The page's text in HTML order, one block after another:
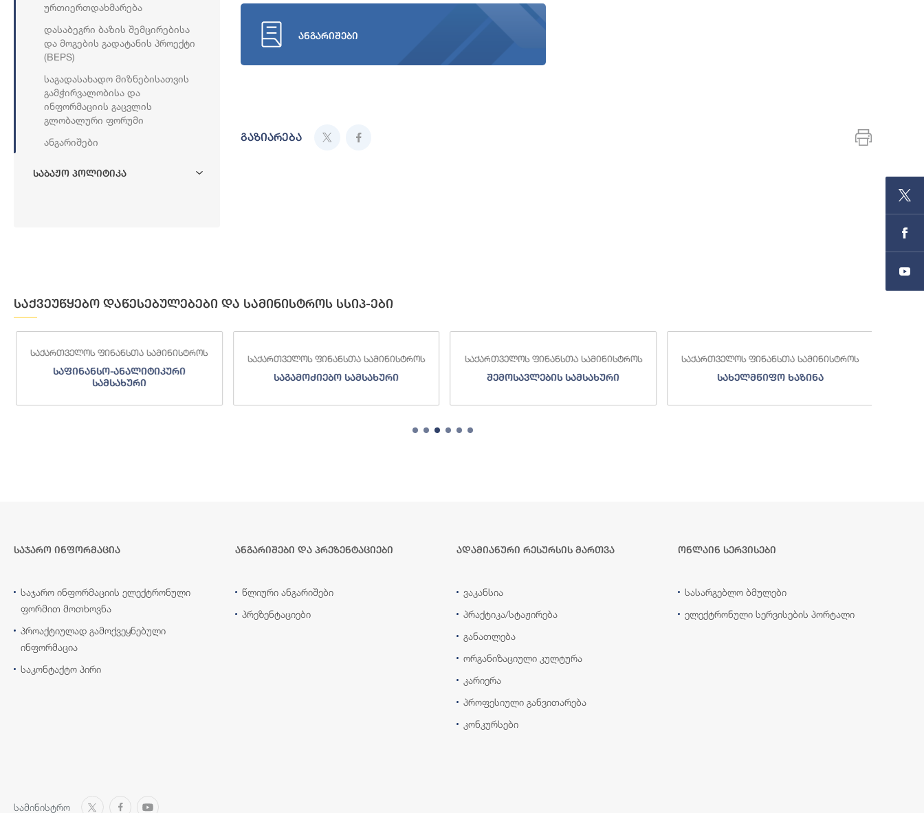
Ურთიერთდახმარება
Დასაბეგრი Ბაზის Შემცირებისა
Და Მოგების Გადატანის Პროექტი
(BEPS)
Საგადასახადო Მიზნებისათვის
Გამჭირვალობისა Და
Ინფორმაციის Გაცვლის
Გლობალური Ფორუმი
Ანგარიშები
Საბაჟო Პოლიტიკა
ანგარიშები
გაზიარება
საქვეუწყებო დაწესებულებები და სამინისტროს სსიპ-ები
საქართველოს ფინანსთა სამინისტროს
საფინანსო-ანალიტიკური
სამსახური
საქართველოს ფინანსთა სამინისტროს
საგამოძიებო სამსახური
საქართველოს ფინანსთა სამინისტროს
შემოსავლების სამსახური
საქართველოს ფინანსთა სამინისტროს
სახელმწიფო ხაზინა
საჯარო ინფორმაცია
საჯარო ინფორმაციის ელექტრონული
ფორმით მოთხოვნა
პროაქტიულად გამოქვეყნებული
ინფორმაცია
საკონტაქტო პირი
ანგარიშები და პრეზენტაციები
წლიური ანგარიშები
პრეზენტაციები
ადამიანური რესურსის მართვა
ვაკანსია
პრაქტიკა/სტაჟირება
განათლება
ორგანიზაციული კულტურა
კარიერა
პროფესიული განვითარება
კონკურსები
ონლაინ სერვისები
სასარგებლო ბმულები
ელექტრონული სერვისების პორტალი
სამინისტრო